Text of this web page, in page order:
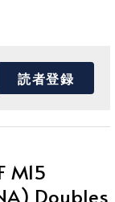
読者登録
M15
Doubles